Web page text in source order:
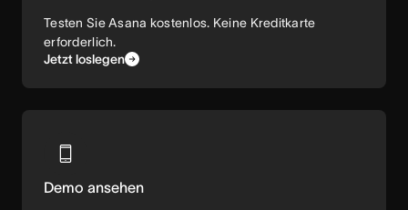
Testen Sie Asana kostenlos. Keine Kreditkarte
erforderlich.
Jetzt loslegen
Demo ansehen